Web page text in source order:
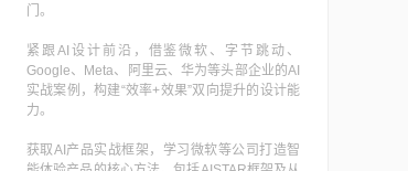
门。
紧跟AI设计前沿，借鉴微软、字节跳动、
Google、Meta、阿里云、华为等头部企业的AI
实战案例，构建“效率+效果”双向提升的设计能
力。
获取AI产品实战框架，学习微软等公司打造智